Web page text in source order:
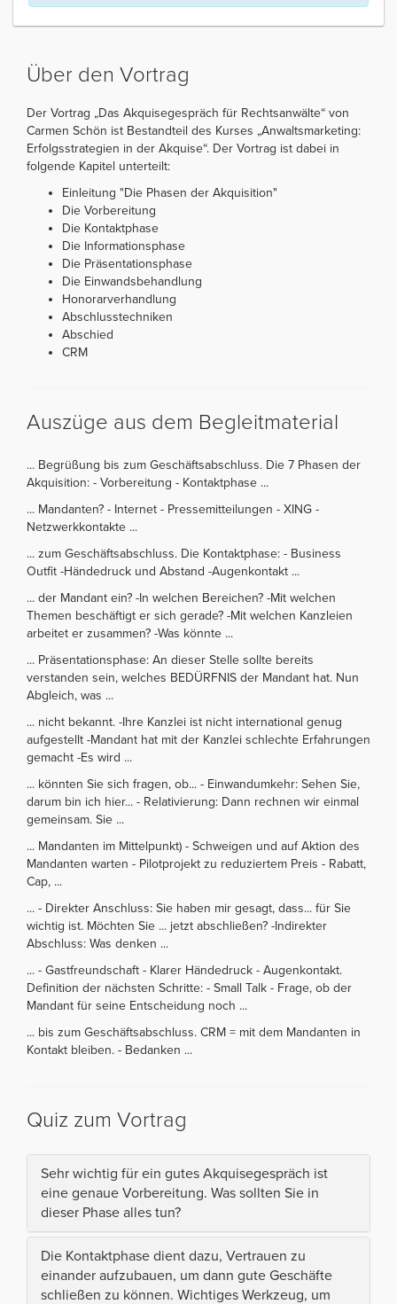
Über den Vortrag
Der Vortrag „Das Akquisegespräch für Rechtsanwälte“ von
Carmen Schön ist Bestandteil des Kurses „Anwaltsmarketing:
Erfolgsstrategien in der Akquise“. Der Vortrag ist dabei in
folgende Kapitel unterteilt:
Einleitung "Die Phasen der Akquisition"
Die Vorbereitung
Die Kontaktphase
Die Informationsphase
Die Präsentationsphase
Die Einwandsbehandlung
Honorarverhandlung
Abschlusstechniken
Abschied
CRM
Auszüge aus dem Begleitmaterial
... Begrüßung bis zum Geschäftsabschluss. Die 7 Phasen der
Akquisition: - Vorbereitung - Kontaktphase ...
... Mandanten? - Internet - Pressemitteilungen - XING -
Netzwerkkontakte ...
... zum Geschäftsabschluss. Die Kontaktphase: - Business
Outfit -Händedruck und Abstand -Augenkontakt ...
... der Mandant ein? -In welchen Bereichen? -Mit welchen
Themen beschäftigt er sich gerade? -Mit welchen Kanzleien
arbeitet er zusammen? -Was könnte ...
... Präsentationsphase: An dieser Stelle sollte bereits
verstanden sein, welches BEDÜRFNIS der Mandant hat. Nun
Abgleich, was ...
... nicht bekannt. -Ihre Kanzlei ist nicht international genug
aufgestellt -Mandant hat mit der Kanzlei schlechte Erfahrungen
gemacht -Es wird ...
... könnten Sie sich fragen, ob... - Einwandumkehr: Sehen Sie,
darum bin ich hier... - Relativierung: Dann rechnen wir einmal
gemeinsam. Sie ...
... Mandanten im Mittelpunkt) - Schweigen und auf Aktion des
Mandanten warten - Pilotprojekt zu reduziertem Preis - Rabatt,
Cap, ...
... - Direkter Anschluss: Sie haben mir gesagt, dass... für Sie
wichtig ist. Möchten Sie ... jetzt abschließen? -Indirekter
Abschluss: Was denken ...
... - Gastfreundschaft - Klarer Händedruck - Augenkontakt.
Definition der nächsten Schritte: - Small Talk - Frage, ob der
Mandant für seine Entscheidung noch ...
... bis zum Geschäftsabschluss. CRM = mit dem Mandanten in
Kontakt bleiben. - Bedanken ...
Quiz zum Vortrag
Sehr wichtig für ein gutes Akquisegespräch ist
eine genaue Vorbereitung. Was sollten Sie in
dieser Phase alles tun?
Die Kontaktphase dient dazu, Vertrauen zu
einander aufzubauen, um dann gute Geschäfte
schließen zu können. Wichtiges Werkzeug, um